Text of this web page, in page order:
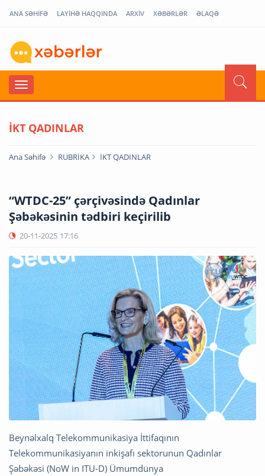
ANA SƏHİFƏ LAYİHƏ HAQQINDA ARXİV XƏBƏRLƏR ƏLAQƏ
İKT QADINLAR
Ana Səhifə RUBRİKA İKT QADINLAR
“WTDC-25” çərçivəsində Qadınlar
Şəbəkəsinin tədbiri keçirilib
20-11-2025 17:16
Beynəlxalq Telekommunikasiya İttifaqının
Telekommunikasiyanın inkişafı sektorunun Qadınlar
Şəbəkəsi (NoW in ITU-D) Ümumdünya